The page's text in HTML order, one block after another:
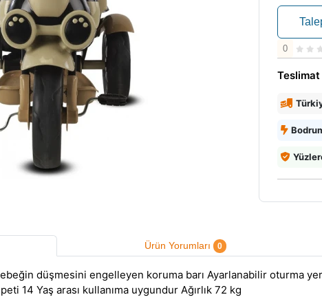
0
Ürün Yorumları 0
düşmesini engelleyen koruma barı Ayarlanabilir oturma
14 Yaş arası kullanıma uygundur Ağırlık 72 kg